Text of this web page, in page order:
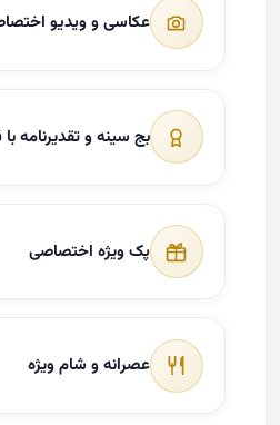
عکاسی و ویدیو
بج سینه و تقدیرنامه
پک ویژه اختصاصی
عصرانه و شام ویژه